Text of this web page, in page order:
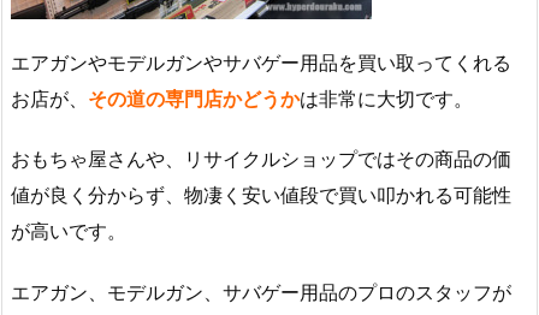
エアガンやモデルガンやサバゲー用品を買い取ってくれる
お店が、 その道の専門店かどうかは非常に大切です。
おもちゃ屋さんや、リサイクルショップではその商品の価
値が良く分からず、物凄く安い値段で買い叩かれる可能性
が高いです。
エアガン、モデルガン、サバゲー用品のプロのスタッフが